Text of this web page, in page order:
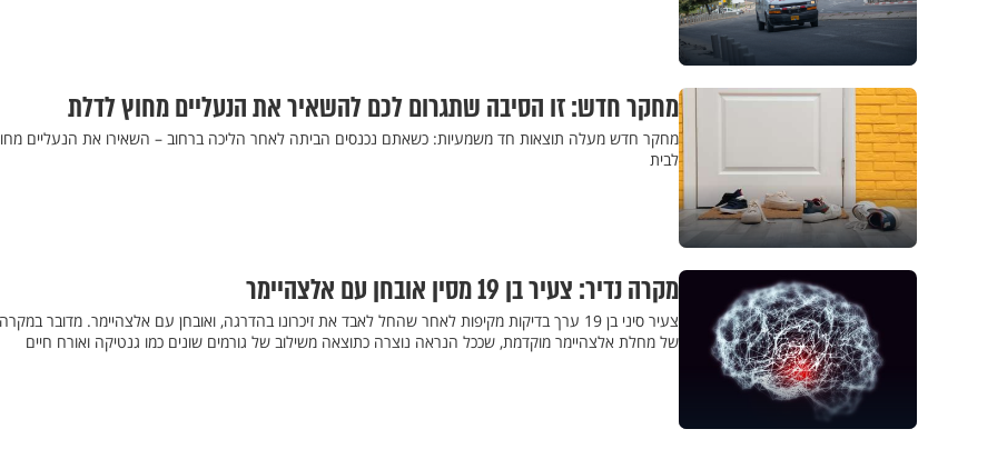
מחקר חדש: זו הסיבה שתגרום לכם להשאיר את הנעליים מחוץ לדלת
מחקר חדש מעלה תוצאות חד משמעיות: כשאתם נכנסים הביתה לאחר הליכה ברחוב – השאירו את הנעליים
לבית
מקרה נדיר: צעיר בן 19 מסין אובחן עם אלצהיימר
צעיר סיני בן 19 ערך בדיקות מקיפות לאחר שהחל לאבד את זיכרונו בהדרגה, ואובחן עם אלצהיימר. מדובר
של מחלת אלצהיימר מוקדמת, שככל הנראה נוצרה כתוצאה משילוב של גורמים שונים כמו גנטיקה ואורח חיים